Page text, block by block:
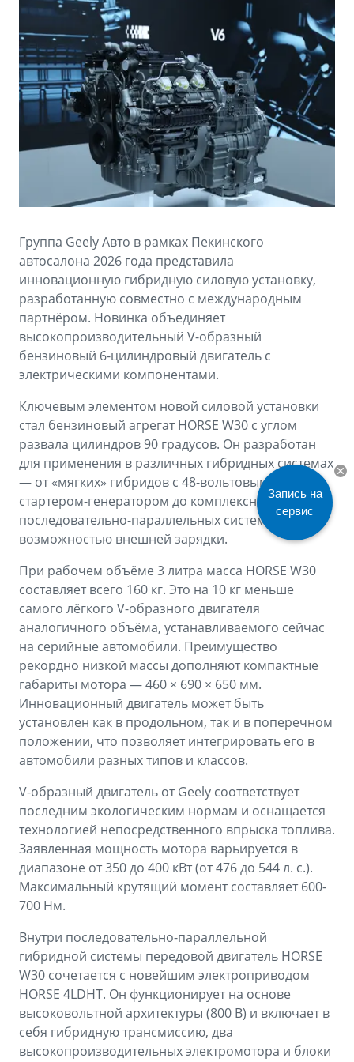
MONJARO
от 4 349 990 ₽*
PREFACE
от 3 079 990 ₽*
Аксессуары
ФИНАНСЫ И УСЛУГИ
Автокредит
Расчет КАСКО
Страхование
Советы по эксплуатации
Спецпредложения
ПОДДЕРЖКА
Помощь на дорогах
Гарантия Geely
Сервисная книжка
Группа Geely Авто в рамках Пекинского
автосалона 2026 года представила
инновационную гибридную силовую установку,
разработанную совместно с международным
партнёром. Новинка объединяет
высокопроизводительный V-образный
бензиновый 6-цилиндровый двигатель с
электрическими компонентами.
Ключевым элементом новой силовой установки
стал бензиновый агрегат HORSE W30 с углом
развала цилиндров 90 градусов. Он разработан
для применения в различных гибридных системах
— от «мягких» гибридов с 48-вольтовым
стартером-генератором до комплексных
последовательно-параллельных систем с
возможностью внешней зарядки.
При рабочем объёме 3 литра масса HORSE W30
составляет всего 160 кг. Это на 10 кг меньше
самого лёгкого V-образного двигателя
аналогичного объёма, устанавливаемого сейчас
на серийные автомобили. Преимущество
рекордно низкой массы дополняют компактные
габариты мотора — 460 × 690 × 650 мм.
Инновационный двигатель может быть
установлен как в продольном, так и в поперечном
положении, что позволяет интегрировать его в
автомобили разных типов и классов.
V-образный двигатель от Geely соответствует
последним экологическим нормам и оснащается
технологией непосредственного впрыска топлива.
Заявленная мощность мотора варьируется в
диапазоне от 350 до 400 кВт (от 476 до 544 л. с.).
Максимальный крутящий момент составляет 600-
700 Нм.
Внутри последовательно-параллельной
гибридной системы передовой двигатель HORSE
W30 сочетается с новейшим электроприводом
HORSE 4LDHT. Он функционирует на основе
высоковольтной архитектуры (800 В) и включает в
себя гибридную трансмиссию, два
высокопроизводительных электромотора и блоки
Запись на
сервис